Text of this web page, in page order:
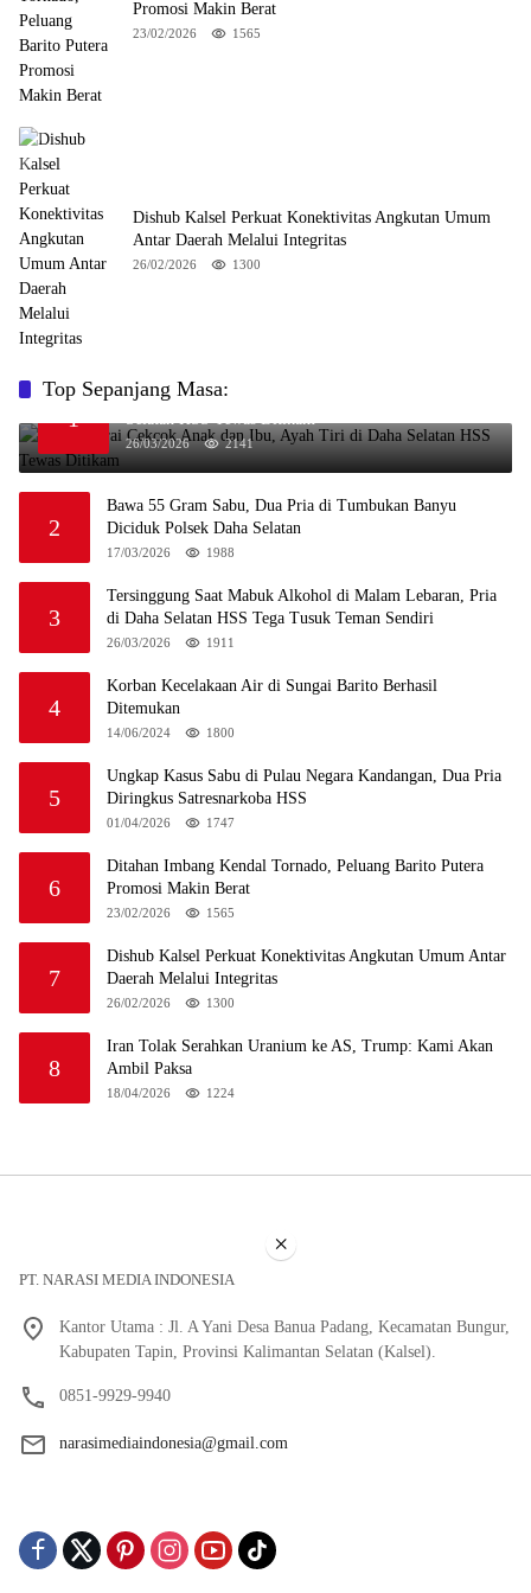
Promosi Makin Berat
23/02/2026 1565
Dishub Kalsel Perkuat Konektivitas Angkutan Umum
Antar Daerah Melalui Integritas
26/02/2026 1300
Top Sepanjang Masa:
1
Niat Melerai Cekcok Anak dan Ibu, Ayah Tiri di Daha
Selatan HSS Tewas Ditikam
26/03/2026 2141
2
Bawa 55 Gram Sabu, Dua Pria di Tumbukan Banyu
Diciduk Polsek Daha Selatan
17/03/2026 1988
3
Tersinggung Saat Mabuk Alkohol di Malam Lebaran, Pria
di Daha Selatan HSS Tega Tusuk Teman Sendiri
26/03/2026 1911
4
Korban Kecelakaan Air di Sungai Barito Berhasil
Ditemukan
14/06/2024 1800
5
Ungkap Kasus Sabu di Pulau Negara Kandangan, Dua Pria
Diringkus Satresnarkoba HSS
01/04/2026 1747
6
Ditahan Imbang Kendal Tornado, Peluang Barito Putera
Promosi Makin Berat
23/02/2026 1565
7
Dishub Kalsel Perkuat Konektivitas Angkutan Umum Antar
Daerah Melalui Integritas
26/02/2026 1300
8
Iran Tolak Serahkan Uranium ke AS, Trump: Kami Akan
Ambil Paksa
18/04/2026 1224
PT. NARASI MEDIA INDONESIA
Kantor Utama : Jl. A Yani Desa Banua Padang, Kecamatan Bungur,
Kabupaten Tapin, Provinsi Kalimantan Selatan (Kalsel).
0851-9929-9940
narasimediaindonesia@gmail.com
×